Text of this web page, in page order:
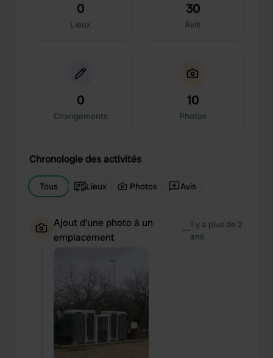
0
Lieux
30
Avis
0
Changements
10
Photos
Chronologie des activités
Tous Lieux Photos Avis
Ajout d'une photo à un
emplacement
—il y a plus de 2
ans